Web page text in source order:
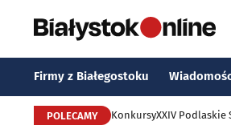
Firmy z Białegostoku
POLECAMY KonkursyXXIV Podlaskie